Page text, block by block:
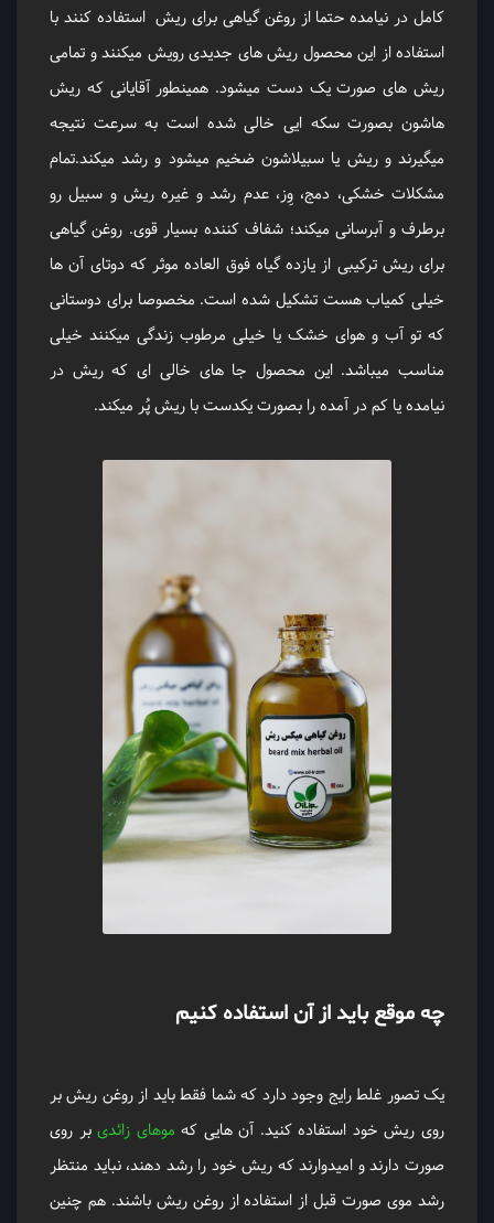
کامل در نیامده حتما از روغن گیاهی برای ریش استفاده کنند با
استفاده از این محصول ریش های جدیدی رویش میکنند و تمامی
ریش های صورت یک دست میشود. ‎همینطور آقایانی که ریش
هاشون بصورت سکه ایی خالی شده است به سرعت نتیجه
میگیرند و ریش یا سبیلاشون ضخیم میشود و رشد میکند.تمام
مشکلات خشکی، دمج، وِز، عدم رشد و غیره ریش و سبیل رو
برطرف و آبرسانی میکند؛ ‎شفاف کننده بسیار قوی. روغن گیاهی
برای ریش ترکیبی از یازده گیاه فوق العاده موثر که دوتای آن ها
خیلی کمیاب هست تشکیل شده است. مخصوصا برای دوستانی
که تو آب و هوای خشک یا خیلی مرطوب زندگی میکنند خیلی
مناسب میباشد. این محصول جا های خالی ای که ریش در
نیامده یا کم در آمده را بصورت یکدست با ریش پُر میکند.
چه موقع باید از آن استفاده کنیم
یک تصور غلط رایج وجود دارد که شما فقط باید از روغن ریش بر
روی ریش خود استفاده کنید. آن‌ هایی که موهای زائدیبر روی
صورت دارند و امیدوارند که ریش خود را رشد دهند، نباید منتظر
رشد موی صورت قبل از استفاده از روغن ریش باشند. هم چنین